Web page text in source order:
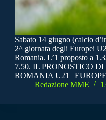
Sabato 14 giugno (calcio
2^ giornata degli Europei
Romania. L’1 proposto a
7.50. IL PRONOSTICO
ROMANIA U21 |
Redazione MME